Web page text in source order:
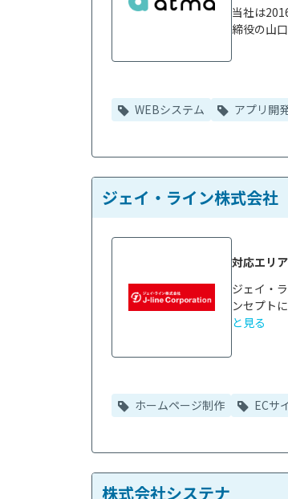
当社は
締役の山
WEBシステム アプリ開
ジェイ・ライン株式会社
ジェイ・
ンセプト
と見る
対応エリア
ホームページ制作 ECサ
株式会社システナ